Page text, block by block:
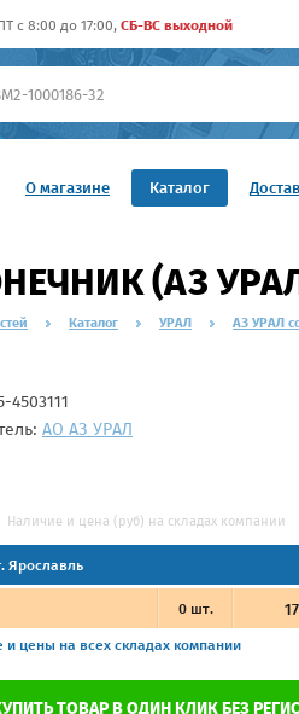
c 8:00 до 17:00, СБ-ВС выходной
О магазине Каталог
(АЗ
Каталог УРАЛ АЗ УРАЛ
4503111
АО АЗ УРАЛ
Наличие и цена (руб) на складах компании
Ярославль
0шт.
и цены на всех складах компании
ТОВАР В ОДИН КЛИК БЕЗ